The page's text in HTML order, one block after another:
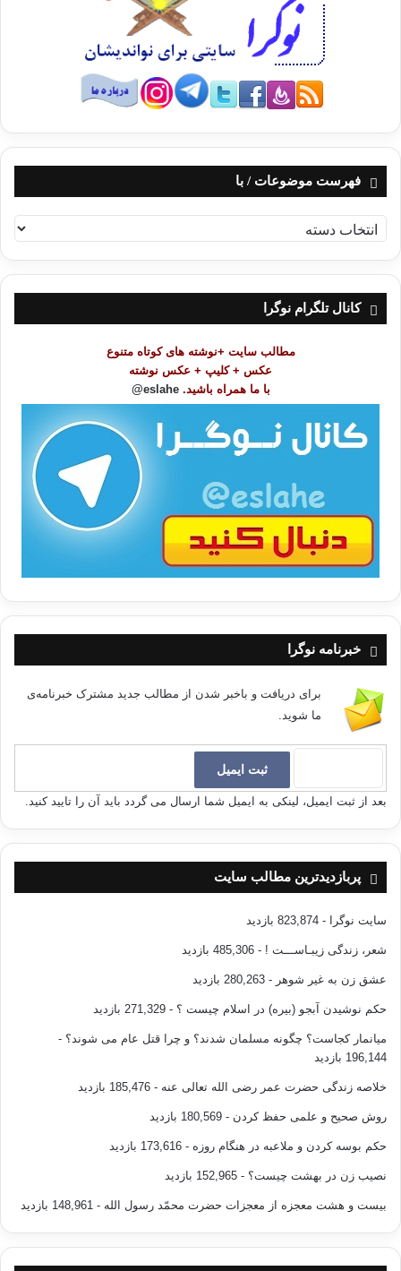
فهرست موضوعات / با
ه
ر
کانال تلگرام نوگرا
مطالب سایت +نوشته های کوتاه متنوع
عکس + کلیپ + عکس نوشته
با ما همراه باشید. eslahe@
خبرنامه نوگرا
برای دریافت و باخبر شدن از مطالب جدید مشترک خبرنامه‌ی
ما شوید.
بعد از ثبت ایمیل، لینکی به ایمیل شما ارسال می گردد باید آن را تایید کنید.
پربازدیدترین مطالب سایت
سایت نوگرا - 823,874 بازدید
شعر، زندگی زیبـاســـت ! - 485,306 بازدید
عشق زن به غیر شوهر - 280,263 بازدید
حکم نوشیدن آبجو (بیره) در اسلام چیست ؟ - 271,329 بازدید
میانمار کجاست؟ چگونه مسلمان شدند؟ و چرا قتل عام می شوند؟ -
196,144 بازدید
خلاصه زندگی حضرت عمر رضی الله تعالی عنه - 185,476 بازدید
روش صحیح و علمی حفظ کردن - 180,569 بازدید
حکم بوسه کردن و ملاعبه در هنگام روزه - 173,616 بازدید
نصیب زن در بهشت چیست؟ - 152,965 بازدید
بیست و هشت معجزه از معجزات حضرت محمّد رسول الله - 148,961 بازدید